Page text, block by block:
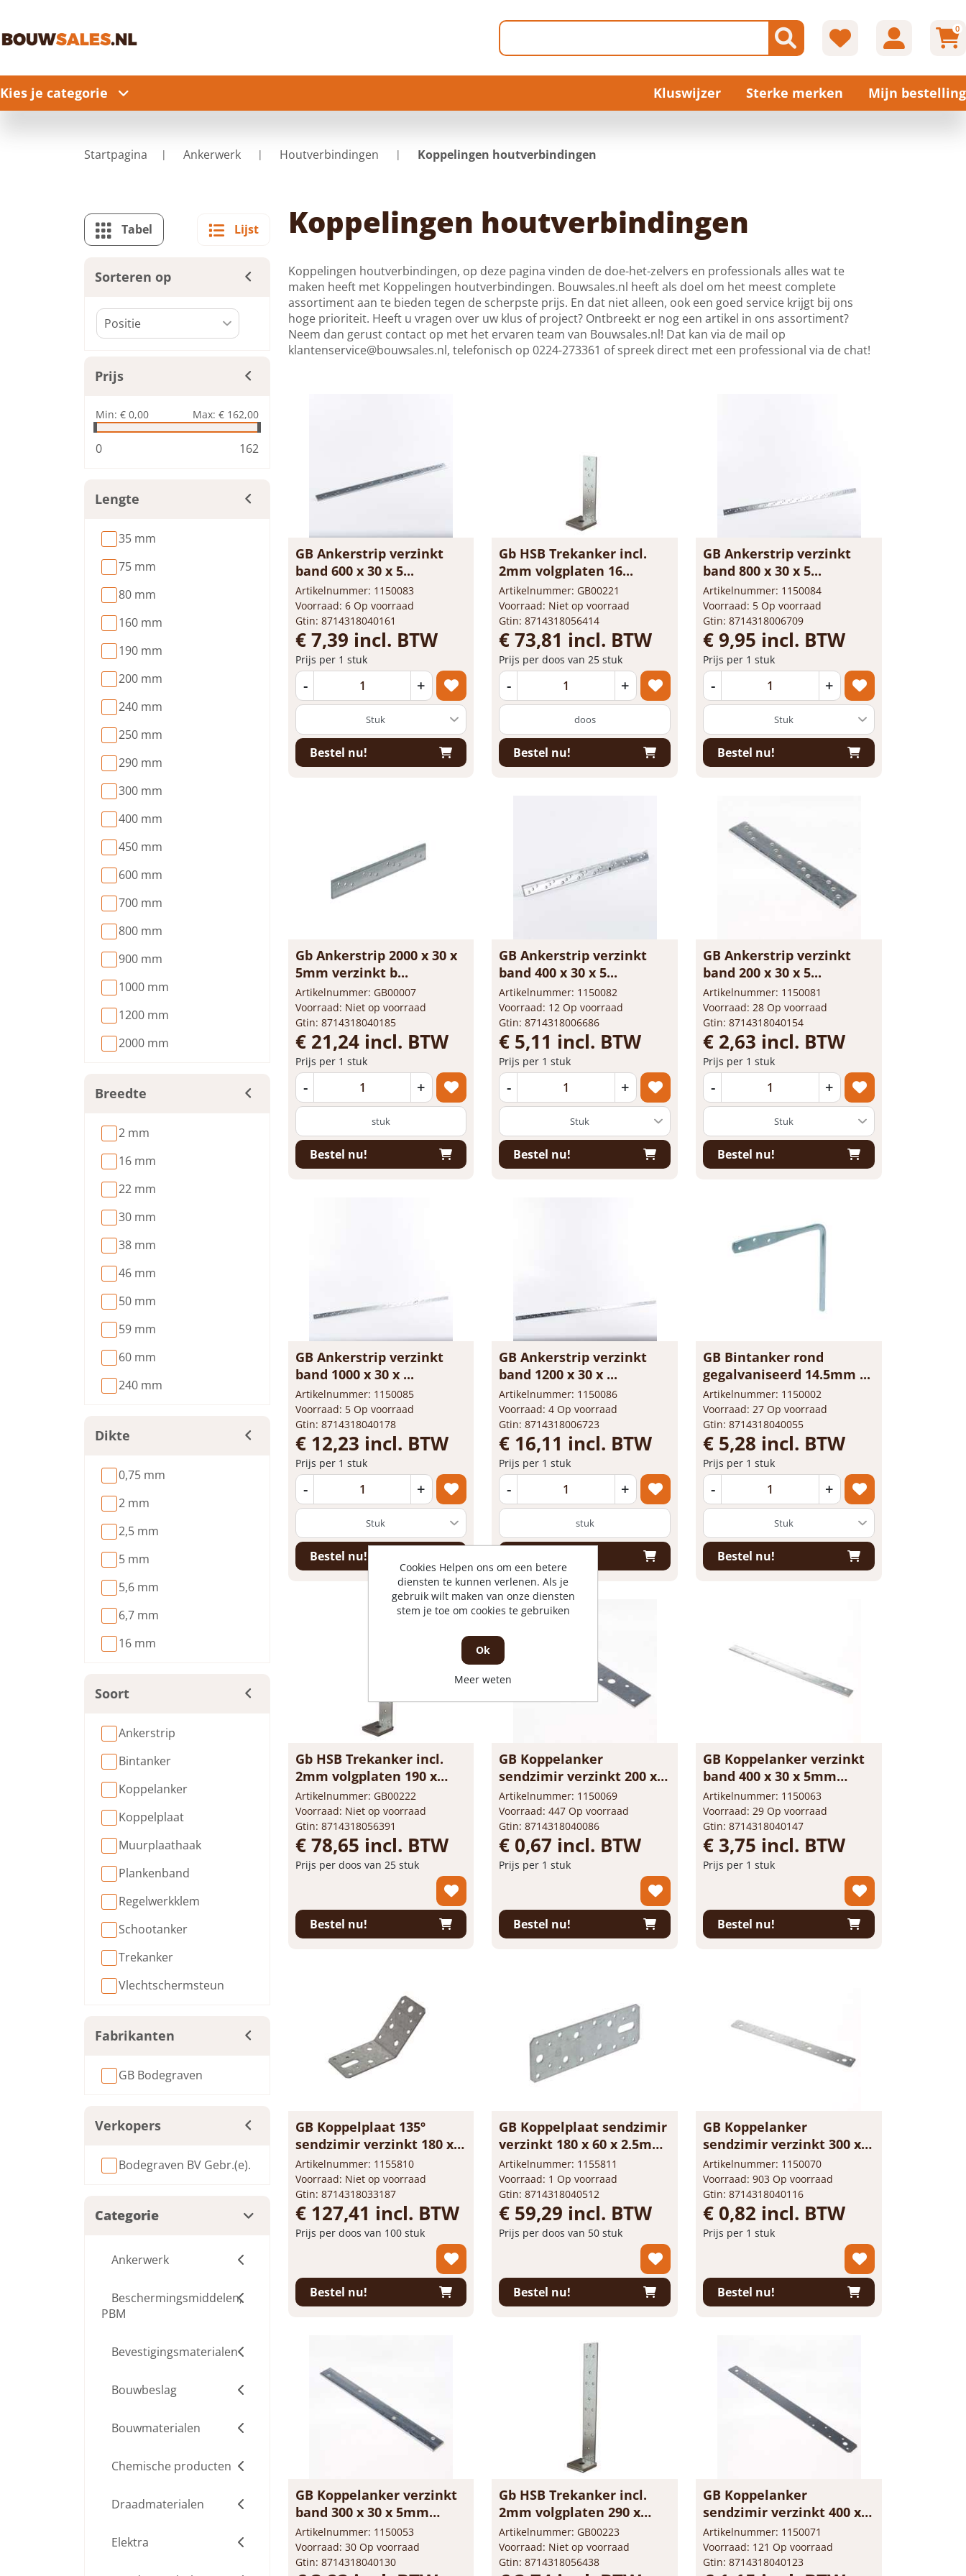
0
Kies je categorie Kluswijzer Sterke merken Mijn bestelling
Startpagina Ankerwerk Houtverbindingen Koppelingen houtverbindingen
Tabel Lijst
Sorteren op
Prijs
Min: € 0,00 Max: € 162,00
0 162
Lengte
35 mm
75 mm
80 mm
160 mm
190 mm
200 mm
240 mm
250 mm
290 mm
300 mm
400 mm
450 mm
600 mm
700 mm
800 mm
900 mm
1000 mm
1200 mm
2000 mm
Breedte
2 mm
16 mm
22 mm
30 mm
38 mm
46 mm
50 mm
59 mm
60 mm
240 mm
Dikte
0,75 mm
2 mm
2,5 mm
5 mm
5,6 mm
6,7 mm
16 mm
Soort
Ankerstrip
Bintanker
Koppelanker
Koppelplaat
Muurplaathaak
Plankenband
Regelwerkklem
Schootanker
Trekanker
Vlechtschermsteun
Fabrikanten
GB Bodegraven
Verkopers
Bodegraven BV Gebr.(e).
Categorie
Ankerwerk
Beschermingsmiddelen,
PBM
Bevestigingsmaterialen
Bouwbeslag
Bouwmaterialen
Chemische producten
Draadmaterialen
Elektra
Koppelingen houtverbindingen
Koppelingen houtverbindingen, op deze pagina vinden de doe-het-zelvers en professionals alles wat te
maken heeft met Koppelingen houtverbindingen. Bouwsales.nl heeft als doel om het meest complete
assortiment aan te bieden tegen de scherpste prijs. En dat niet alleen, ook een goed service krijgt bij ons
hoge prioriteit. Heeft u vragen over uw klus of project? Ontbreekt er nog een artikel in ons assortiment?
Neem dan gerust contact op met het ervaren team van Bouwsales.nl! Dat kan via de mail op
klantenservice@bouwsales.nl, telefonisch op 0224-273361 of spreek direct met een professional via de chat!
GB Ankerstrip verzinkt
band 600 x 30 x 5...
Artikelnummer: 1150083
Voorraad: 6 Op voorraad
Gtin: 8714318040161
€ 7,39 incl. BTW
Prijs per 1 stuk
- +
Bestel nu!
Gb HSB Trekanker incl.
2mm volgplaten 16...
Artikelnummer: GB00221
Voorraad: Niet op voorraad
Gtin: 8714318056414
€ 73,81 incl. BTW
Prijs per doos van 25 stuk
- +
doos
Bestel nu!
GB Ankerstrip verzinkt
band 800 x 30 x 5...
Artikelnummer: 1150084
Voorraad: 5 Op voorraad
Gtin: 8714318006709
€ 9,95 incl. BTW
Prijs per 1 stuk
- +
Bestel nu!
Gb Ankerstrip 2000 x 30 x
5mm verzinkt b...
Artikelnummer: GB00007
Voorraad: Niet op voorraad
Gtin: 8714318040185
€ 21,24 incl. BTW
Prijs per 1 stuk
- +
stuk
Bestel nu!
GB Ankerstrip verzinkt
band 400 x 30 x 5...
Artikelnummer: 1150082
Voorraad: 12 Op voorraad
Gtin: 8714318006686
€ 5,11 incl. BTW
Prijs per 1 stuk
- +
Bestel nu!
GB Ankerstrip verzinkt
band 200 x 30 x 5...
Artikelnummer: 1150081
Voorraad: 28 Op voorraad
Gtin: 8714318040154
€ 2,63 incl. BTW
Prijs per 1 stuk
- +
Bestel nu!
GB Ankerstrip verzinkt
band 1000 x 30 x ...
Artikelnummer: 1150085
Voorraad: 5 Op voorraad
Gtin: 8714318040178
€ 12,23 incl. BTW
Prijs per 1 stuk
- +
Bestel nu!
GB Ankerstrip verzinkt
band 1200 x 30 x ...
Artikelnummer: 1150086
Voorraad: 4 Op voorraad
Gtin: 8714318006723
€ 16,11 incl. BTW
Prijs per 1 stuk
- +
stuk
GB Bintanker rond
gegalvaniseerd 14.5mm ...
Artikelnummer: 1150002
Voorraad: 27 Op voorraad
Gtin: 8714318040055
€ 5,28 incl. BTW
Prijs per 1 stuk
- +
Bestel nu!
Gb HSB Trekanker incl.
2mm volgplaten 190 x
50mm 40 x 2mm 074919
Artikelnummer: GB00222
Voorraad: Niet op voorraad
Gtin: 8714318056391
€ 78,65 incl. BTW
Prijs per doos van 25 stuk
GB Koppelanker
sendzimir verzinkt 200 x
30 x 2mm 01220
Artikelnummer: 1150069
Voorraad: 447 Op voorraad
Gtin: 8714318040086
€ 0,67 incl. BTW
Prijs per 1 stuk
GB Koppelanker verzinkt
band 400 x 30 x 5mm
01412
Artikelnummer: 1150063
Voorraad: 29 Op voorraad
Gtin: 8714318040147
€ 3,75 incl. BTW
Prijs per 1 stuk
GB Koppelplaat 135º
sendzimir verzinkt 180 x
60 x 2.5mm 072200
Artikelnummer: 1155810
Voorraad: Niet op voorraad
Gtin: 8714318033187
€ 127,41 incl. BTW
GB Koppelplaat sendzimir
verzinkt 180 x 60 x 2.5mm
072210
Artikelnummer: 1155811
Voorraad: 1 Op voorraad
Gtin: 8714318040512
€ 59,29 incl. BTW
GB Koppelanker
sendzimir verzinkt 300 x
30 x 2mm 01221
Artikelnummer: 1150070
Voorraad: 903 Op voorraad
Gtin: 8714318040116
€ 0,82 incl. BTW
GB Koppelanker verzinkt
Gb HSB Trekanker incl.
GB Koppelanker
Cookies Helpen ons om een betere
diensten te kunnen verlenen. Als je
gebruik wilt maken van onze diensten
stem je toe om cookies te gebruiken
Ok
Meer weten